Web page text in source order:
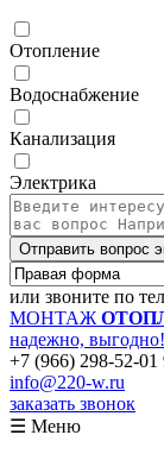
Отопление
Водоснабжение
Канализация
Электрика
Отправить вопрос
или звоните по
МОНТАЖ
надежно, выгодно!
+7 (966) 298-52-01
info@220-w.ru
заказать звонок
☰ Меню